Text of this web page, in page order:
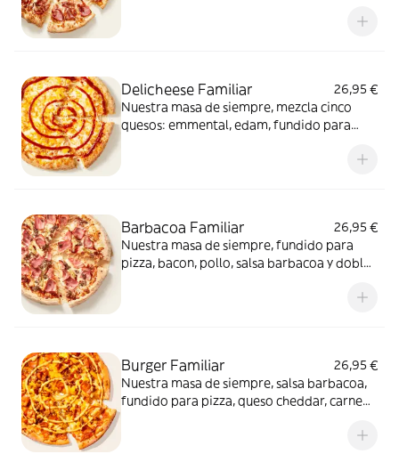
Delicheese Familiar
26,95 €
Nuestra masa de siempre, mezcla cinco
quesos: emmental, edam, fundido para
confitado y orégano. El festival de queso
Barbacoa Familiar
26,95 €
Nuestra masa de siempre, fundido para
pizza, bacon, pollo, salsa barbacoa y doble
Burger Familiar
26,95 €
Nuestra masa de siempre, salsa barbacoa,
fundido para pizza, queso cheddar, carne